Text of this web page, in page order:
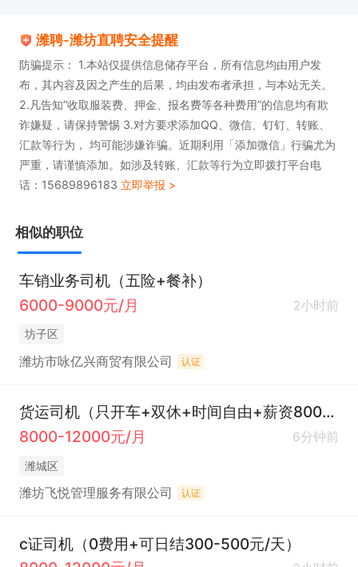
潍聘-潍坊直聘安全提醒
防骗提示： 1.本站仅提供信息储存平台，所有信息均由用户发
布，其内容及因之产生的后果，均由发布者承担，与本站无关。
2.凡告知”收取服装费、押金、报名费等各种费用”的信息均有欺
诈嫌疑，请保持警惕 3.对方要求添加QQ、微信、钉钉、转账、
汇款等行为， 均可能涉嫌诈骗。近期利用「添加微信」行骗尤为
严重，请谨慎添加。如涉及转账、汇款等行为立即拨打平台电
话：15689896183 立即举报 >
相似的职位
车销业务司机（五险+餐补）
6000-9000元/月
2小时前
坊子区
潍坊市咏亿兴商贸有限公司 认证
货运司机（只开车+双休+时间自由+薪资8000+）
8000-12000元/月
6分钟前
潍城区
潍坊飞悦管理服务有限公司 认证
c证司机（0费用+可日结300-500元/天）